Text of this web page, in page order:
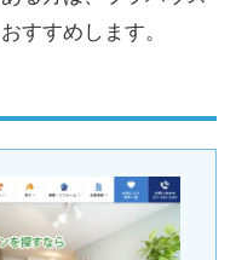
すすめします。